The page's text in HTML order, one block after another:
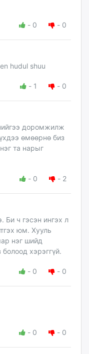
- 0 - 0
hudul shuu
- 1 - 0
доромжилж
өмөөрнө биз
та нарыг
- 0 - 2
Би ч гэсэн ингэх л
юм. Хууль
нэг шийд
хэрэггүй.
- 0 - 0
- 0 - 0